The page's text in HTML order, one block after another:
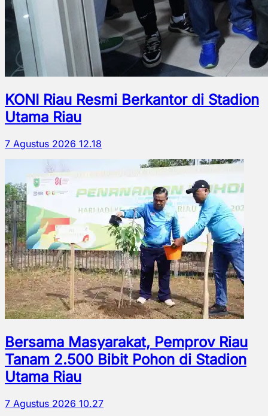
KONI Riau Resmi Berkantor di Stadion
Utama Riau
7 Agustus 2026 12.18
Bersama Masyarakat, Pemprov Riau
Tanam 2.500 Bibit Pohon di Stadion
Utama Riau
7 Agustus 2026 10.27